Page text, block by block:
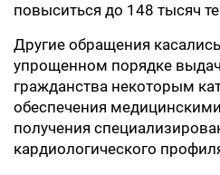
повыситься до 148 тысяч
Другие обращения
упрощенном порядке
гражданства некоторым
обеспечения
получения
кардиологического